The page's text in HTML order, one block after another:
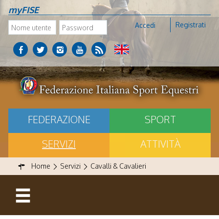
myFISE
Accedi Registrati
FEDERAZIONE
SPORT
SERVIZI
ATTIVITÀ
Home Servizi Cavalli & Cavalieri